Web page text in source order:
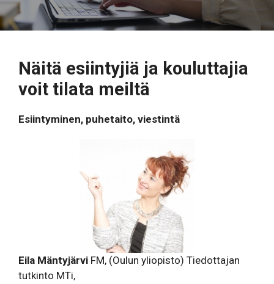
Näitä esiintyjiä ja kouluttajia
voit tilata meiltä
Esiintyminen, puhetaito, viestintä
Eila Mäntyjärvi FM, (Oulun yliopisto) Tiedottajan
tutkinto MTi,